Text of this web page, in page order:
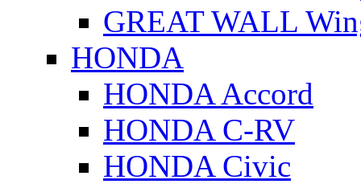
GREAT WALL
HONDA
HONDA Accord
HONDA C-RV
HONDA Civic